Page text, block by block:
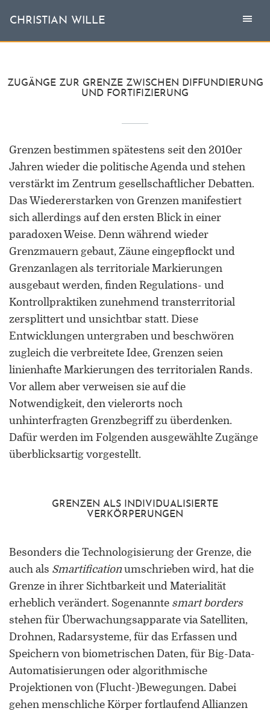
CHRISTIAN WILLE
Toggle
Aktuell
Publikationen
Vita
ORCID 0000-0002-5402-3860
Professor für Kulturwissenschaftliche
Grenzforschung an der Universität
Luxemburg
Leiter des Interdisziplinären
Kompetenzzentrums „UniGR-Center
Stv. Leiter des trinationalen Master in
Border Studies
Forschung zu Raum-, Identitäts-,
Praxis-, Grenztheorien und
vergrenzten Lebenswelten
Gründungsmitglied der
Arbeitsgruppen „Cultural Border
Studies” (KWG), „Bordertextures”
(UniGR-CBS) und „LABOR SwissLux“
Gutachter für internationale
Fachzeitschriften und
Fördereinrichtungen
CHRISTIAN WILLE
ZUGÄNGE ZUR GRENZE ZWISCHEN DIFFUNDIERUNG
UND FORTIFIZIERUNG
Grenzen bestimmen spätestens seit den 2010er
Jahren wieder die politische Agenda und stehen
verstärkt im Zentrum gesellschaftlicher Debatten.
Das Wiedererstarken von Grenzen manifestiert
sich allerdings auf den ersten Blick in einer
paradoxen Weise. Denn während wieder
Grenzmauern gebaut, Zäune eingepflockt und
Grenzanlagen als territoriale Markierungen
ausgebaut werden, finden Regulations- und
Kontrollpraktiken zunehmend transterritorial
zersplittert und unsichtbar statt. Diese
Entwicklungen untergraben und beschwören
zugleich die verbreitete Idee, Grenzen seien
linienhafte Markierungen des territorialen Rands.
Vor allem aber verweisen sie auf die
Notwendigkeit, den vielerorts noch
unhinterfragten Grenzbegriff zu überdenken.
Dafür werden im Folgenden ausgewählte Zugänge
überblicksartig vorgestellt.
GRENZEN ALS INDIVIDUALISIERTE
VERKÖRPERUNGEN
Besonders die Technologisierung der Grenze, die
auch als Smartification umschrieben wird, hat die
Grenze in ihrer Sichtbarkeit und Materialität
erheblich verändert. Sogenannte smart borders
stehen für Überwachungsapparate via Satelliten,
Drohnen, Radarsysteme, für das Erfassen und
Speichern von biometrischen Daten, für Big-Data-
Automatisierungen oder algorithmische
Projektionen von (Flucht-)Bewegungen. Dabei
gehen menschliche Körper fortlaufend Allianzen